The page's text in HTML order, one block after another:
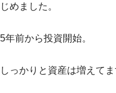
じめました。
5年前から投資開始。
しっかりと資産は増えてま